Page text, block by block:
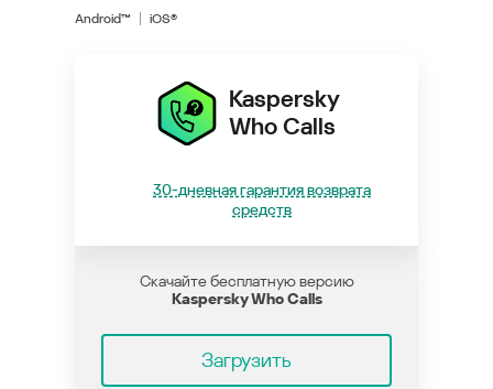
Android™ iOS®
Kaspersky
Who Calls
30-дневная гарантия возврата
средств
Скачайте бесплатную версию
Kaspersky Who Calls
Загрузить